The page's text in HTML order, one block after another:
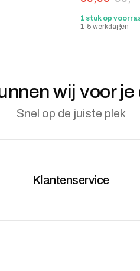
1 stuk op
1-5 werkdagen
wij voor je
Snel op de juiste plek
Klantenservice